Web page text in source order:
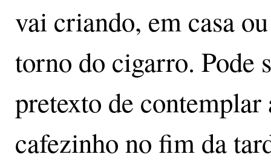
vai criando, em casa
torno do cigarro. Pode
pretexto de
cafezinho no fim da